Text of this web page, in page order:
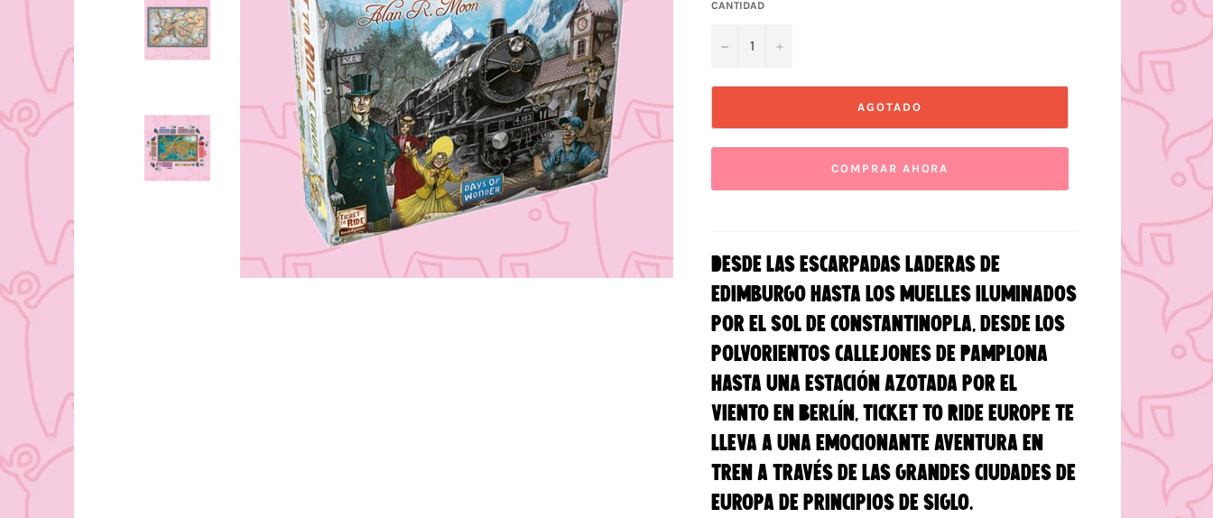
CANTIDAD
− +
AGOTADO
COMPRAR AHORA
Desde las escarpadas laderas de
Edimburgo hasta los muelles iluminados
por el sol de Constantinopla, desde los
polvorientos callejones de Pamplona
hasta una estación azotada por el
viento en Berlín, Ticket to Ride Europe te
lleva a una emocionante aventura en
tren a través de las grandes ciudades de
Europa de principios de siglo.